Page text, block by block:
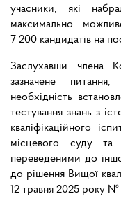
учасники, які
максимально
7 200 кандидатів на
Заслухавши члена
зазначене
необхідність
тестування знань з
кваліфікаційного
місцевого суду та
переведеними до
до рішення Вищої
12 травня 2025 року №